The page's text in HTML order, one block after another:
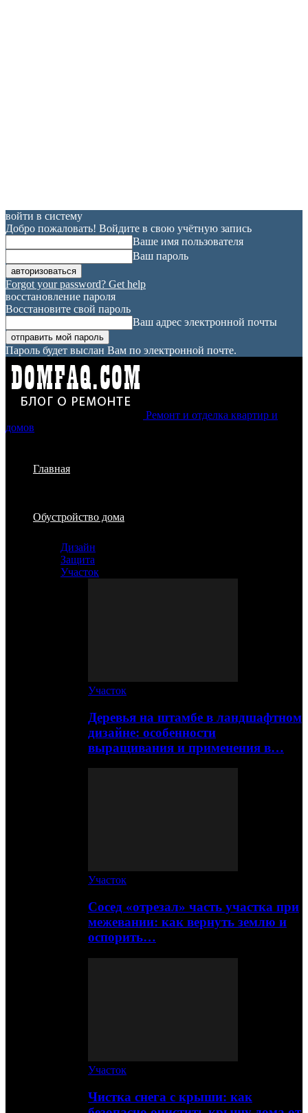
войти в систему
Добро пожаловать! Войдите в свою учётную запись
Ваше имя пользователя
Ваш пароль
Forgot your password? Get help
восстановление пароля
Восстановите свой пароль
Ваш адрес электронной почты
Пароль будет выслан Вам по электронной почте.
Ремонт и отделка квартир и
домов
Главная
Обустройство дома
Дизайн
Защита
Участок
Участок
Деревья на штамбе в ландшафтном
дизайне: особенности
выращивания и применения в…
Участок
Сосед «отрезал» часть участка при
межевании: как вернуть землю и
оспорить…
Участок
Чистка снега с крыши: как